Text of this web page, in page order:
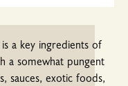
a key ingredients of
a somewhat pungent
sauces, exotic foods,